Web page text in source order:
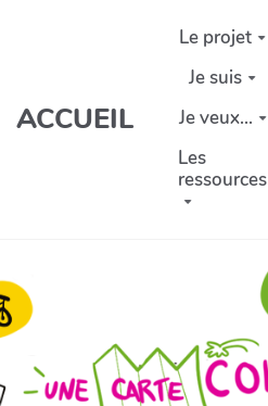
Aller au contenu principal
ACCUEIL
Le projet
Je suis
Je veux...
Les
ressources